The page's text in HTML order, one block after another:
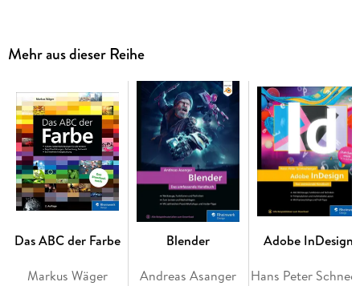
jeden Illustrator-Anwender.
Alle Werkzeuge, Funktionen und Techniken
Zum Lernen und Nachschlagen
Mit Praxisworkshops und Profi-Tricks
Aus dem Inhalt:
Die Arbeitsumgebung
Vektorgrafik-Grundlagen
Mehr aus dieser Reihe
Das ABC der Farbe
Markus Wäger
Blender
Andreas Asanger
Adobe InDesign